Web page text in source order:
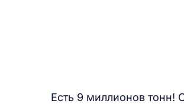
Есть 9 миллионов тонн!